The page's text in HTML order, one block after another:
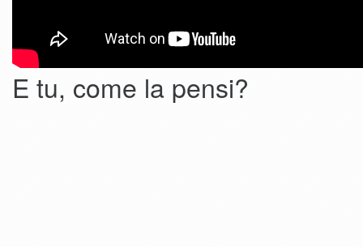
E tu, come la pensi?